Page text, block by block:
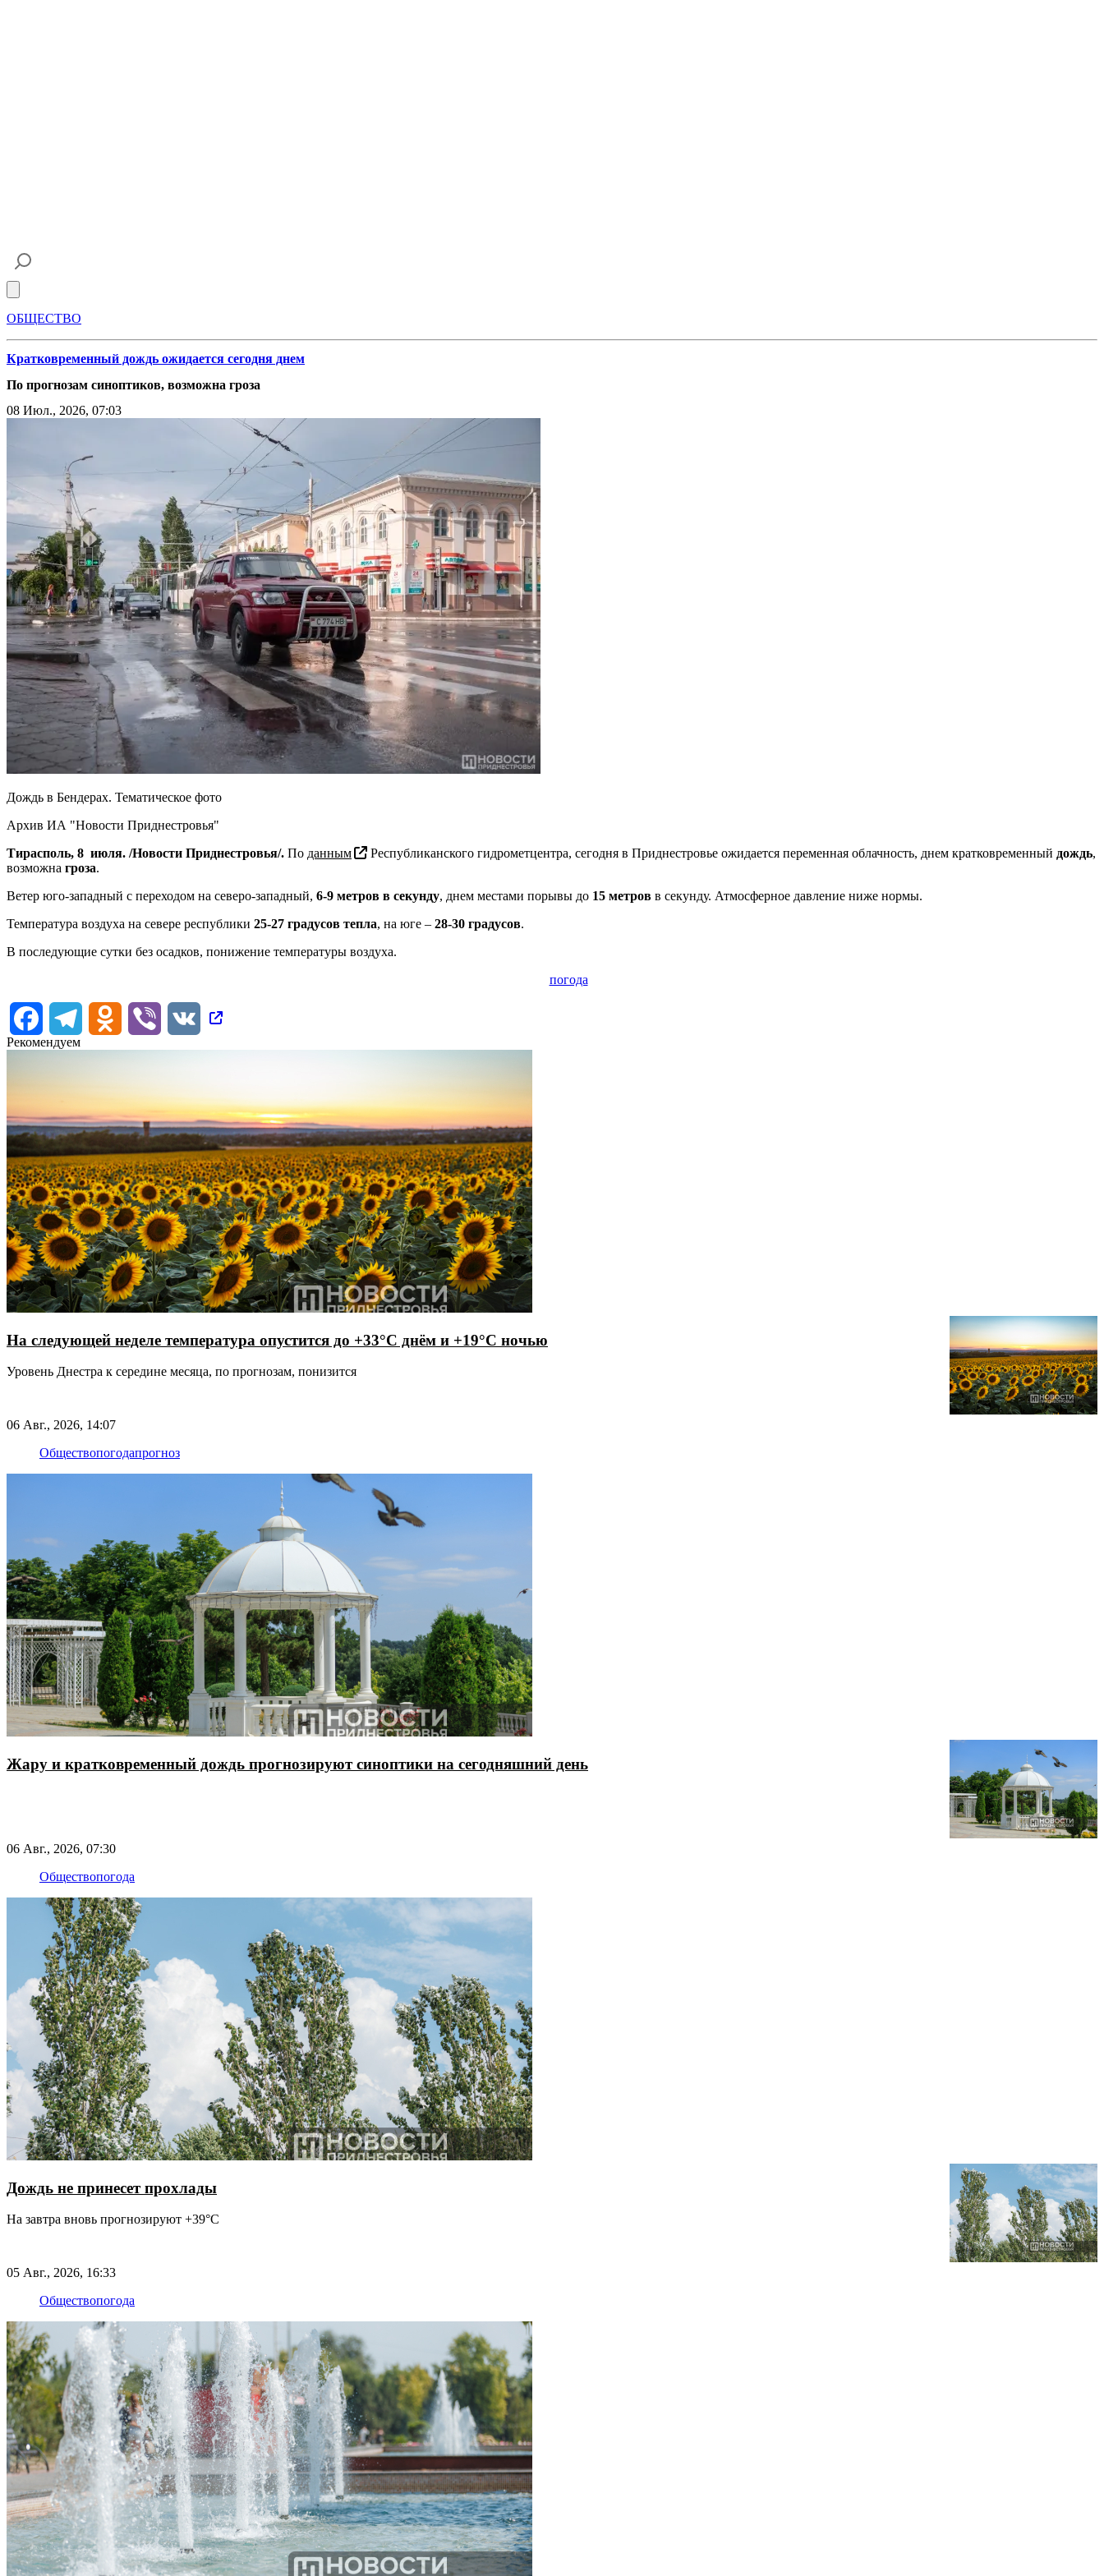
ОБЩЕСТВО
Кратковременный дождь ожидается сегодня днем
По прогнозам синоптиков, возможна гроза
08 Июл., 2026, 07:03
Дождь в Бендерах. Тематическое фото
Архив ИА "Новости Приднестровья"
Тирасполь, 8 июля. /Новости Приднестровья/. По данным Республиканского гидрометцентра, сегодня в Приднестровье ожидается переменная облачность, днем кратковременный дождь,
возможна гроза.
Ветер юго-западный с переходом на северо-западный, 6-9 метров в секунду, днем местами порывы до 15 метров в секунду. Атмосферное давление ниже нормы.
Температура воздуха на севере республики 25-27 градусов тепла, на юге – 28-30 градусов.
В последующие сутки без осадков, понижение температуры воздуха.
погода
FacebookTelegram Odnoklassniki
Viber
VK
Рекомендуем
На следующей неделе температура опустится до +33°С днём и +19°С ночью
Уровень Днестра к середине месяца, по прогнозам, понизится
06 Авг., 2026, 14:07
Обществопогодапрогноз
Жару и кратковременный дождь прогнозируют синоптики на сегодняшний день
06 Авг., 2026, 07:30
Обществопогода
Дождь не принесет прохлады
На завтра вновь прогнозируют +39°С
05 Авг., 2026, 16:33
Обществопогода